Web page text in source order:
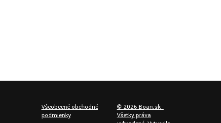
Všeobecné obchodné
podmienky
© 2026 Boan.sk -
Všetky práva